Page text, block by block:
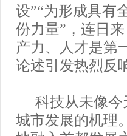
设”“为形成具有
份力量”，连日
产力、人才是第
论述引发热烈反
科技从未像
城市发展的机理